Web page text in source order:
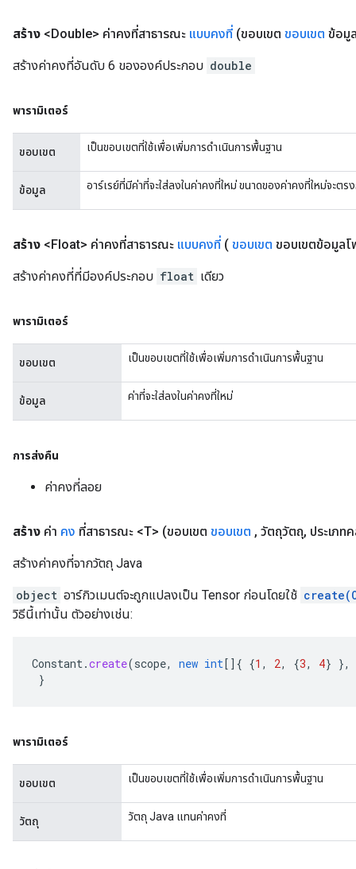
สร้าง <Double> ค่าคงที่สาธารณะ แบบคงที่ (ขอบเขต ขอบเขต ข้อมู
สร้างค่าคงที่อันดับ 6 ขององค์ประกอบ double
พารามิเตอร์
ขอบเขต เป็นขอบเขตที่ใช้เพื่อเพิ่มการดำเนินการพื้นฐาน
ข้อมูล อาร์เรย์ที่มีค่าที่จะใส่ลงในค่าคงที่ใหม่ ขนาดของค่าคงที่ใหม่จะตร
สร้าง <Float> ค่าคงที่สาธารณะ แบบคงที่ ( ขอบเขต ขอบเขตข้อมูล
สร้างค่าคงที่ที่มีองค์ประกอบ float เดียว
พารามิเตอร์
ขอบเขต เป็นขอบเขตที่ใช้เพื่อเพิ่มการดำเนินการพื้นฐาน
ข้อมูล ค่าที่จะใส่ลงในค่าคงที่ใหม่
การส่งคืน
ค่าคงที่ลอย
สร้าง ค่า คง ที่สาธารณะ <T> (ขอบเขต ขอบเขต , วัตถุวัตถุ, ประเภท
สร้างค่าคงที่จากวัตถุ Java
object อาร์กิวเมนต์จะถูกแปลงเป็น Tensor ก่อนโดยใช้
วิธีนี้เท่านั้น ตัวอย่างเช่น:
Constant.create(scope, new int[] { {1 , 2, {3, 4} },
}
พารามิเตอร์
ขอบเขต เป็นขอบเขตที่ใช้เพื่อเพิ่มการดำเนินการพื้นฐาน
วัตถุ วัตถุ Java แทนค่าคงที่